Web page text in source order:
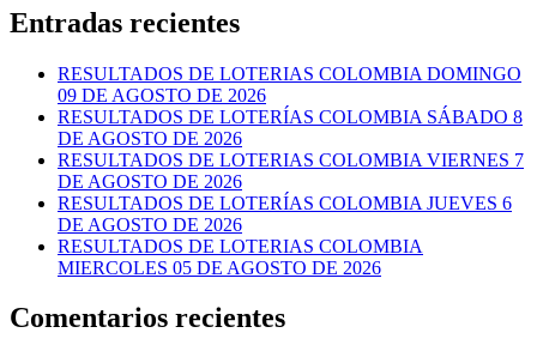
Entradas recientes
RESULTADOS DE LOTERIAS COLOMBIA DOMINGO
09 DE AGOSTO DE 2026
RESULTADOS DE LOTERÍAS COLOMBIA SÁBADO 8
DE AGOSTO DE 2026
RESULTADOS DE LOTERIAS COLOMBIA VIERNES 7
DE AGOSTO DE 2026
RESULTADOS DE LOTERÍAS COLOMBIA JUEVES 6
DE AGOSTO DE 2026
RESULTADOS DE LOTERIAS COLOMBIA
MIERCOLES 05 DE AGOSTO DE 2026
Comentarios recientes